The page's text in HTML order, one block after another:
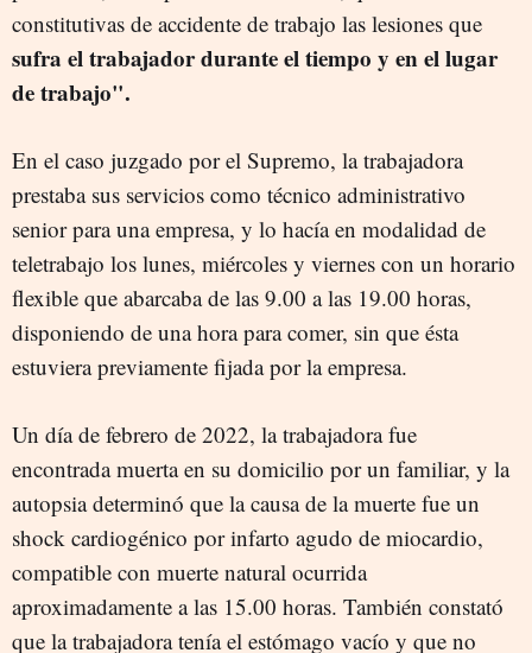
constitutivas de accidente de trabajo las lesiones que
sufra el trabajador durante el tiempo y en el lugar
de trabajo".
En el caso juzgado por el Supremo, la trabajadora
prestaba sus servicios como técnico administrativo
senior para una empresa, y lo hacía en modalidad de
teletrabajo los lunes, miércoles y viernes con un horario
flexible que abarcaba de las 9.00 a las 19.00 horas,
disponiendo de una hora para comer, sin que ésta
estuviera previamente fijada por la empresa.
Un día de febrero de 2022, la trabajadora fue
encontrada muerta en su domicilio por un familiar, y la
autopsia determinó que la causa de la muerte fue un
shock cardiogénico por infarto agudo de miocardio,
compatible con muerte natural ocurrida
aproximadamente a las 15.00 horas. También constató
que la trabajadora tenía el estómago vacío y que no